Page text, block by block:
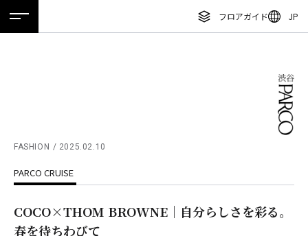
フロアガイド JP
ホーム 特集 ニュース イベント アクセス
ニュース
特集
ENGLISH
ภาษาไทย
日本語
FASHION 2025.02.10
PARCO CRUISE
COCO×THOM BROWNE｜自分らしさを彩る。
春を待ちわびて